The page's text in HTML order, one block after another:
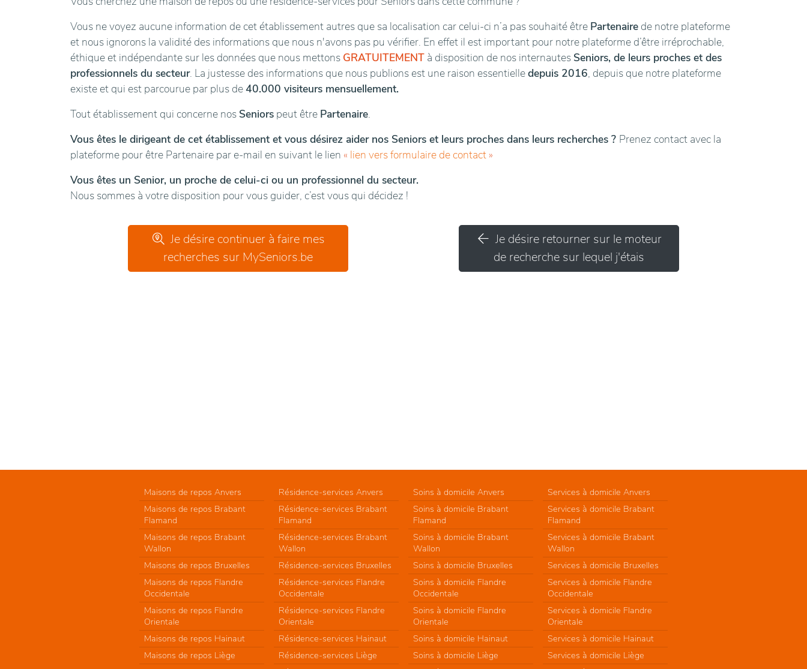
Vous ne voyez aucune information de cet établissement autres que sa localisation car celui-ci n’a pas souhaité être Partenaire de notre plateforme
et nous ignorons la validité des informations que nous n'avons pas pu vérifier. En effet il est important pour notre plateforme d’être irréprochable,
éthique et indépendante sur les données que nous mettons GRATUITEMENT à disposition de nos internautes Seniors, de leurs proches et des
professionnels du secteur. La justesse des informations que nous publions est une raison essentielledepuis 2016, depuis que notre plateforme
existe et qui est parcourue par plus de40.000 visiteurs mensuellement.
Tout établissement qui concerne nos Seniors peut être Partenaire.
Vous êtes le dirigeant de cet établissement et vous désirez aider nos Seniors et leurs proches dans leurs recherches ? Prenez contact avec la
plateforme pour être Partenaire par e-mail en suivant le lien « lien vers formulaire de contact »
Vous êtes un Senior, un proche de celui-ci ou un professionnel du secteur.
Nous sommes à votre disposition pour vous guider, c’est vous qui décidez !
Je désire continuer à faire mes
recherches sur MySeniors.be
Je désire retourner sur le moteur
de recherche sur lequel j'étais
Maisons de repos Anvers
Maisons de repos Brabant
Flamand
Maisons de repos Brabant
Wallon
Maisons de repos Bruxelles
Maisons de repos Flandre
Occidentale
Maisons de repos Flandre
Orientale
Maisons de repos Hainaut
Maisons de repos Liège
Résidence-services Anvers
Résidence-services Brabant
Flamand
Résidence-services Brabant
Wallon
Résidence-services Bruxelles
Résidence-services Flandre
Occidentale
Résidence-services Flandre
Orientale
Résidence-services Hainaut
Résidence-services Liège
Soins à domicile Anvers
Soins à domicile Brabant
Flamand
Soins à domicile Brabant
Wallon
Soins à domicile Bruxelles
Soins à domicile Flandre
Occidentale
Soins à domicile Flandre
Orientale
Soins à domicile Hainaut
Soins à domicile Liège
Services à domicile Anvers
Services à domicile Brabant
Flamand
Services à domicile Brabant
Wallon
Services à domicile Bruxelles
Services à domicile Flandre
Occidentale
Services à domicile Flandre
Orientale
Services à domicile Hainaut
Services à domicile Liège